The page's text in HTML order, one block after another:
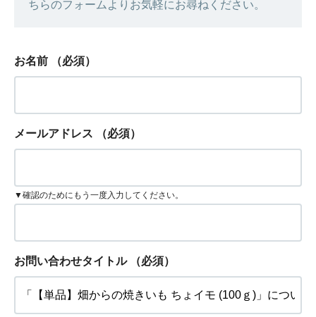
ちらのフォームよりお気軽にお尋ねください。
お名前 （必須）
メールアドレス （必須）
▼確認のためにもう一度入力してください。
お問い合わせタイトル （必須）